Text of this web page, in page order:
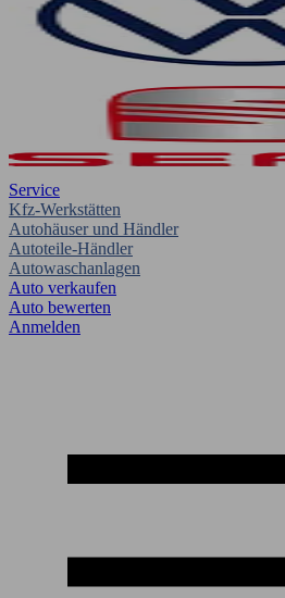
Service
Kfz-Werkstätten
Autohäuser und Händler
Autoteile-Händler
Autowaschanlagen
Auto verkaufen
Auto bewerten
Anmelden